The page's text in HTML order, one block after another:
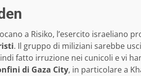
a Risiko, l’esercito israeliano
. Il gruppo di miliziani sarebbe
fatto irruzione nei cunicoli e vi
di Gaza City, in particolare a